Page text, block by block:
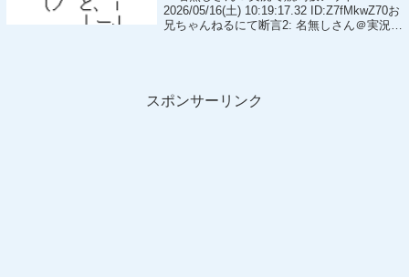
2026/05/16(土) 10:19:17.32 ID:Z7fMkwZ70お
兄ちゃんねるにて断言2: 名無しさん＠実況で
スポンサーリンク